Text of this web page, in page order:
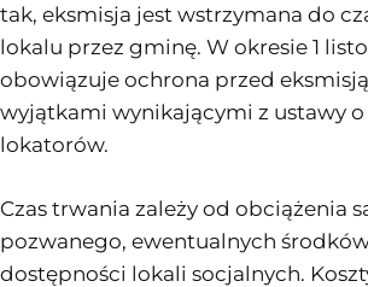
tak, eksmisja jest wstrzymana do
lokalu przez gminę. W okresie 1
obowiązuje ochrona przed eksmisją
wyjątkami wynikającymi z ustawy
lokatorów.
Czas trwania zależy od obciążenia
pozwanego, ewentualnych
dostępności lokali socjalnych.